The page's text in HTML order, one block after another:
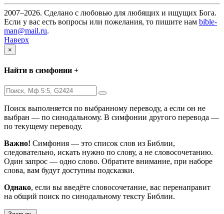
2007–2026. Сделано с любовью для любящих и ищущих Бога.
Если у вас есть вопросы или пожелания, то пишите нам bible-
man@mail.ru.
Наверх
×
Найти в симфонии +
Поиск выполняется по выбранному переводу, а если он не
выбран — по синодальному. В симфонии другого перевода —
по текущему переводу.
Важно! Симфония — это список слов из Библии,
следовательно, искать нужно по слову, а не словосочетанию.
Один запрос — одно слово. Обратите внимание, при наборе
слова, вам будут доступны подсказки.
Однако, если вы введёте словосочетание, вас перенаправит
на общий поиск по синодальному тексту Библии.